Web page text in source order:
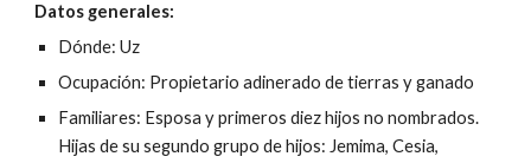
Datos generales:
Dónde: Uz
Ocupación: Propietario adinerado de tierras y ganado
Familiares: Esposa y primeros diez hijos no nombrados.
Hijas de su segundo grupo de hijos: Jemima, Cesia,